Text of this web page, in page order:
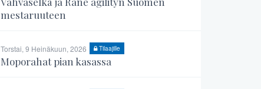
mestaruuteen
Torstai, 9 Heinäkuun, 2026 Tilaajille
Moporahat pian kasassa